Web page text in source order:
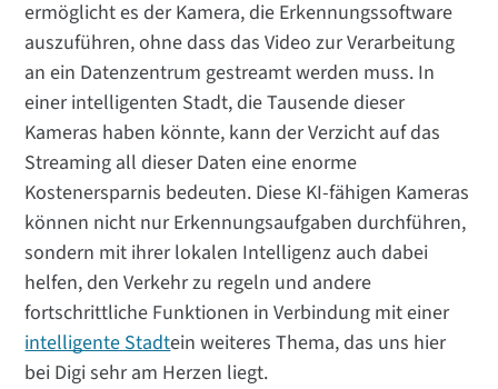
ermöglicht es der Kamera, die Erkennungssoftware
auszuführen, ohne dass das Video zur Verarbeitung
an ein Datenzentrum gestreamt werden muss. In
einer intelligenten Stadt, die Tausende dieser
Kameras haben könnte, kann der Verzicht auf das
Streaming all dieser Daten eine enorme
Kostenersparnis bedeuten. Diese KI-fähigen Kameras
können nicht nur Erkennungsaufgaben durchführen,
sondern mit ihrer lokalen Intelligenz auch dabei
helfen, den Verkehr zu regeln und andere
fortschrittliche Funktionen in Verbindung mit einer
intelligente Stadtein weiteres Thema, das uns hier
bei Digi sehr am Herzen liegt.